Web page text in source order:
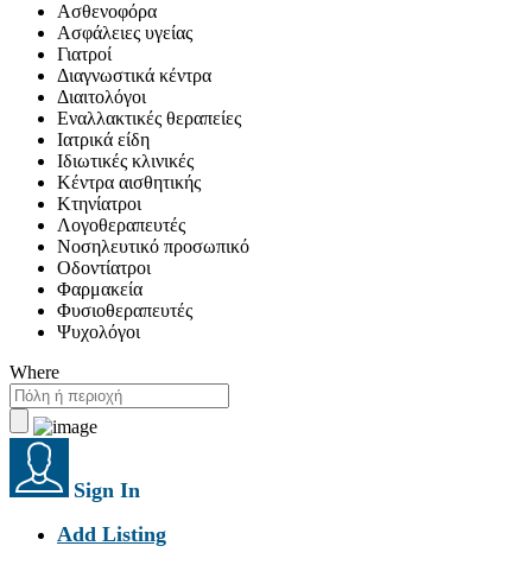
Ασθενοφόρα
Ασφάλειες υγείας
Γιατροί
Διαγνωστικά κέντρα
Διαιτολόγοι
Εναλλακτικές θεραπείες
Ιατρικά είδη
Ιδιωτικές κλινικές
Κέντρα αισθητικής
Κτηνίατροι
Λογοθεραπευτές
Νοσηλευτικό προσωπικό
Οδοντίατροι
Φαρμακεία
Φυσιοθεραπευτές
Ψυχολόγοι
Where
Sign In
Add Listing